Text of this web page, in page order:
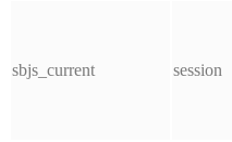
sbjs_current session